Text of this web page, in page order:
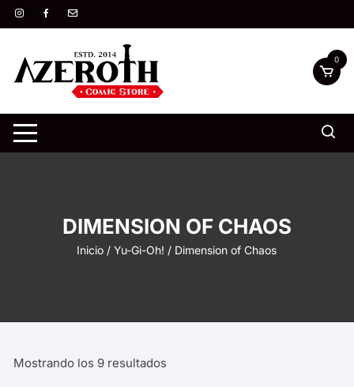
Saltar
al
0
DIMENSION OF CHAOS
Inicio /Yu-Gi-Oh! / Dimension of Chaos
Mostrando los 9 resultados